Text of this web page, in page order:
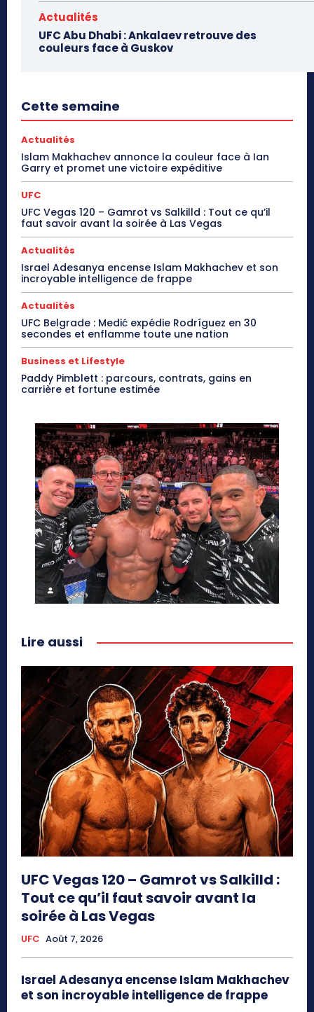
Actualités
UFC Abu Dhabi : Ankalaev retrouve des
couleurs face à Guskov
Cette semaine
Actualités
Islam Makhachev annonce la couleur face à Ian
Garry et promet une victoire expéditive
UFC
UFC Vegas 120 – Gamrot vs Salkilld : Tout ce qu’il
faut savoir avant la soirée à Las Vegas
Actualités
Israel Adesanya encense Islam Makhachev et son
incroyable intelligence de frappe
Actualités
UFC Belgrade : Medić expédie Rodríguez en 30
secondes et enflamme toute une nation
Business et Lifestyle
Paddy Pimblett : parcours, contrats, gains en
carrière et fortune estimée
Lire aussi
UFC Vegas 120 – Gamrot vs Salkilld :
Tout ce qu’il faut savoir avant la
soirée à Las Vegas
UFC Août 7, 2026
Israel Adesanya encense Islam Makhachev
et son incroyable intelligence de frappe